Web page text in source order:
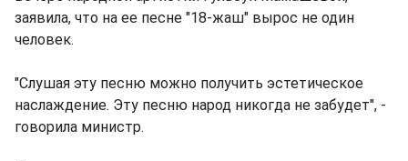
заявила, что на ее песне "18-жаш" вырос не один
человек.
"Слушая эту песню можно получить эстетическое
наслаждение. Эту песню народ никогда не забудет", -
говорила министр.